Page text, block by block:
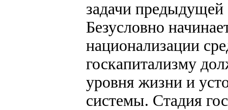
задачи предыдущей
Безусловно
национализации
госкапитализму
уровня жизни и
системы. Стадия